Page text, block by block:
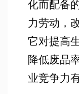
化而配备
力劳动，
它对提高
降低废品
业竞争力